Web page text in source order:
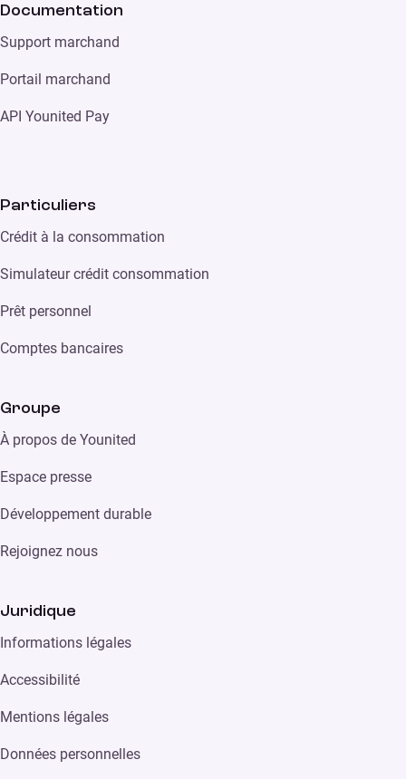
Documentation
Support marchand
Portail marchand
API Younited Pay
Particuliers
Crédit à la consommation
Simulateur crédit consommation
Prêt personnel
Comptes bancaires
Groupe
À propos de Younited
Espace presse
Développement durable
Rejoignez nous
Juridique
Informations légales
Accessibilité
Mentions légales
Données personnelles